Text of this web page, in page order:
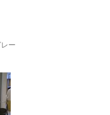
ー